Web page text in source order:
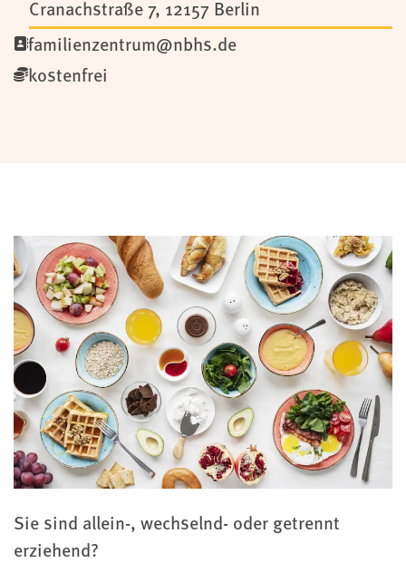
Cranachstraße 7, 12157 Berlin
familienzentrum@nbhs.de
kostenfrei
Sie sind allein-, wechselnd- oder getrennt
erziehend?